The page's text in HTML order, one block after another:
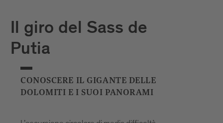
Il giro del Sass de
Putia
CONOSCERE IL GIGANTE DELLE
DOLOMITI E I SUOI PANORAMI